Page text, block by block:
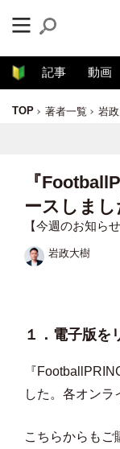
記事 動画
TOP 著者一覧 岩
『
ースしまし
【今週のお知らせ
岩政大樹
１．電子版を
『
した。各オンラ
こちらからもご